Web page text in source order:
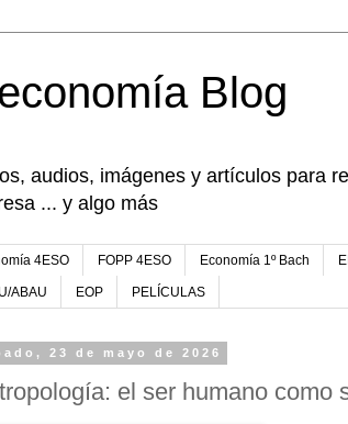
Blog
audios, imágenes y artículos para
... y algo más
4ESO FOPP 4ESO Economía 1º Bach
ABAU EOP PELÍCULAS
23 de mayo de 2026
el ser humano como